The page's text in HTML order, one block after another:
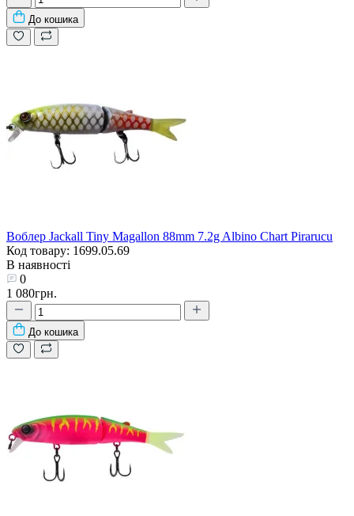
До кошика
Воблер Jackall Tiny Magallon 88mm 7.2g Albino Chart Pirarucu
Код товару: 1699.05.69
В наявності
0
1 080грн.
До кошика